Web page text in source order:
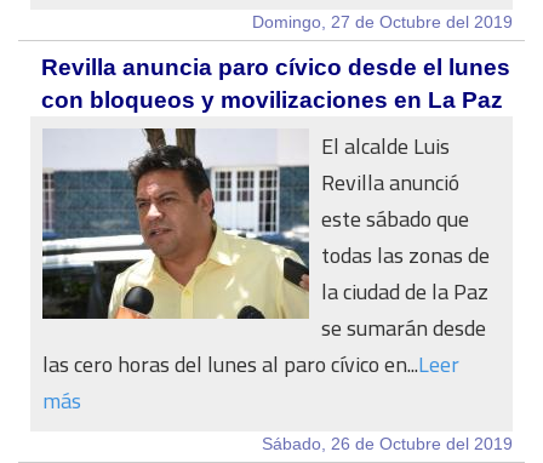
Domingo, 27 de Octubre del 2019
Revilla anuncia paro cívico desde el lunes
con bloqueos y movilizaciones en La Paz
El alcalde Luis
Revilla anunció
este sábado que
todas las zonas de
la ciudad de la Paz
se sumarán desde
las cero horas del lunes al paro cívico en...Leer
más
Sábado, 26 de Octubre del 2019